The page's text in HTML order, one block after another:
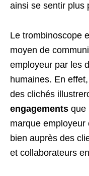
ainsi se sentir plus
Le trombinoscope
moyen de
employeur par les
humaines. En
des clichés
engagements que
marque employeur
bien auprès des
et collaborateurs